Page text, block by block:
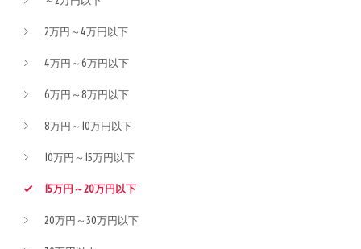
2万円～4万円以下
4万円～6万円以下
6万円～8万円以下
8万円～10万円以下
10万円～15万円以下
15万円～20万円以下
20万円～30万円以下